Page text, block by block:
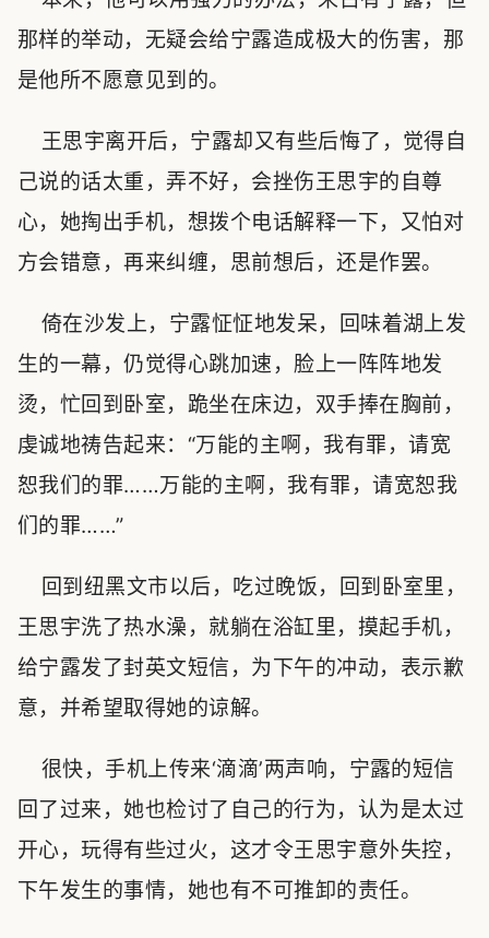
那样的举动，无疑会给宁露造成极大的伤害，那
是他所不愿意见到的。
王思宇离开后，宁露却又有些后悔了，觉得自
己说的话太重，弄不好，会挫伤王思宇的自尊
心，她掏出手机，想拨个电话解释一下，又怕对
方会错意，再来纠缠，思前想后，还是作罢。
倚在沙发上，宁露怔怔地发呆，回味着湖上发
生的一幕，仍觉得心跳加速，脸上一阵阵地发
烫，忙回到卧室，跪坐在床边，双手捧在胸前，
虔诚地祷告起来：“万能的主啊，我有罪，请宽
恕我们的罪……万能的主啊，我有罪，请宽恕我
们的罪……”
回到纽黑文市以后，吃过晚饭，回到卧室里，
王思宇洗了热水澡，就躺在浴缸里，摸起手机，
给宁露发了封英文短信，为下午的冲动，表示歉
意，并希望取得她的谅解。
很快，手机上传来‘滴滴’两声响，宁露的短信
回了过来，她也检讨了自己的行为，认为是太过
开心，玩得有些过火，这才令王思宇意外失控，
下午发生的事情，她也有不可推卸的责任。